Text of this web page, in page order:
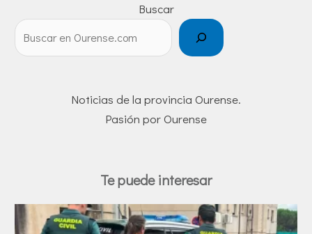
Buscar
Noticias de la provincia Ourense.
Pasión por Ourense
Te puede interesar